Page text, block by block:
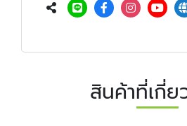
สินค้าที่เกี่ย